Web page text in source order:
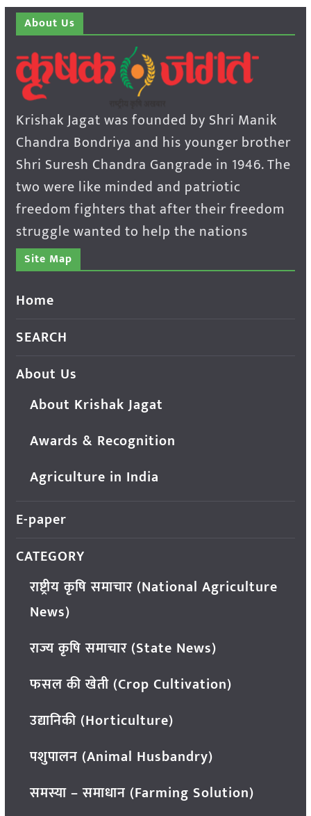
About Us
Krishak Jagat was founded by Shri Manik
Chandra Bondriya and his younger brother
Shri Suresh Chandra Gangrade in 1946. The
two were like minded and patriotic
freedom fighters that after their freedom
struggle wanted to help the nations
Site Map
Home
SEARCH
About Us
About Krishak Jagat
Awards & Recognition
Agriculture in India
E-paper
CATEGORY
राष्ट्रीय कृषि समाचार (National Agriculture
News)
राज्य कृषि समाचार (State News)
फसल की खेती (Crop Cultivation)
उद्यानिकी (Horticulture)
पशुपालन (Animal Husbandry)
समस्या – समाधान (Farming Solution)